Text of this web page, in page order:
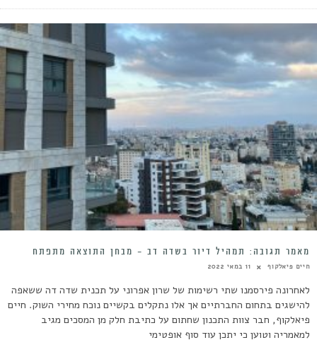
מאמר תגובה: תמהיל דיור בשדה דב – מבחן התוצאה מתפתח
חיים פיאלקוף 11 במאי 2022
לאחרונה פירסמנו שתי רשימות של שרון אפרוני על תכנית שדה דה ששאפה
להישגים בתחום החברתיים אך אלו נתקלים בקשיים נוכח מחירי השוק. חיים
פיאלקוף, חבר צוות התכנון שחתום על כתיבת חלק מן המסכים מגיב
למאמריה וטוען כי יתכן עוד סוף אופטימי